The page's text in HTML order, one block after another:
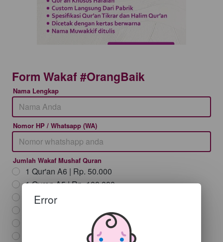
Form Wakaf #OrangBaik
Nama Lengkap
Nomor HP / Whatsapp (WA)
Jumlah Wakaf Mushaf Quran
1 Qur'an A6 | Rp. 50.000
1 Quran A5 | Rp. 100.000
2 Quran A5 | Rp. 200.000
3 Quran A5 | Rp. 300.000
4 Quran A5 | Rp. 400.000
5 Quran A5 | Rp. 500.000
Error